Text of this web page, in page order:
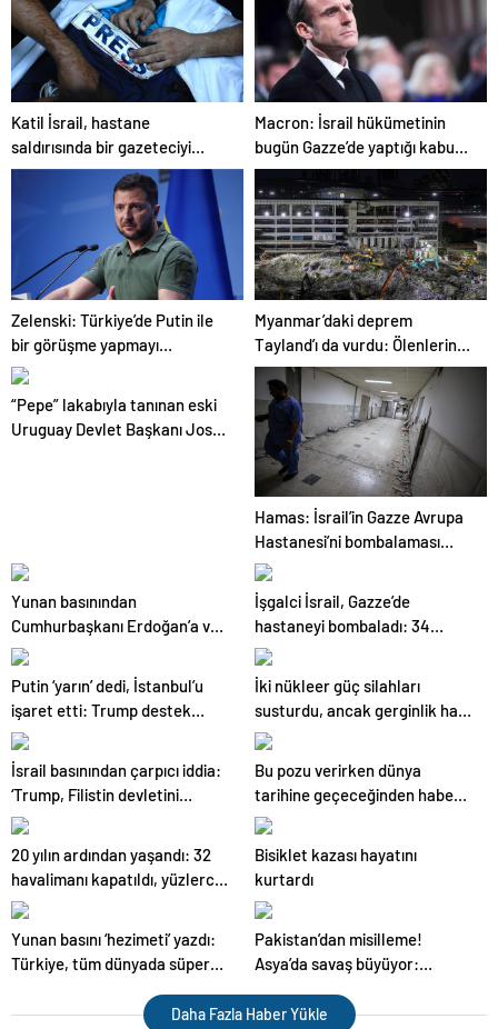
Katil İsrail, hastane
saldırısında bir gazeteciyi
öldürdüğünü itiraf etti
Macron: İsrail hükümetinin
bugün Gazze’de yaptığı kabul
edilemez
Zelenski: Türkiye’de Putin ile
bir görüşme yapmayı
bekleyeceğiz
Myanmar’daki deprem
Tayland’ı da vurdu: Ölenlerin
sayısı 96’ya çıktı
“Pepe” lakabıyla tanınan eski
Uruguay Devlet Başkanı Jose
Hamas: İsrail’in Gazze Avrupa
Hastanesi’ni bombalaması
yeni katliam suçudur
Yunan basınından
Cumhurbaşkanı Erdoğan’a ve
Türk dış politikasına övgü
İşgalci İsrail, Gazze’de
hastaneyi bombaladı: 34
Filistinli öldürüldü
Putin ‘yarın’ dedi, İstanbul’u
işaret etti: Trump destek
verdi
İki nükleer güç silahları
susturdu, ancak gerginlik had
safada
İsrail basınından çarpıcı iddia:
‘Trump, Filistin devletini
tanıyacak’
Bu pozu verirken dünya
tarihine geçeceğinden haberi
yoktu
20 yılın ardından yaşandı: 32
havalimanı kapatıldı, yüzlerce
uçuş iptal
Bisiklet kazası hayatını
kurtardı
Yunan basını ‘hezimeti’ yazdı:
Türkiye, tüm dünyada süper
Pakistan’dan misilleme!
Asya’da savaş büyüyor:
Daha Fazla Haber Yükle